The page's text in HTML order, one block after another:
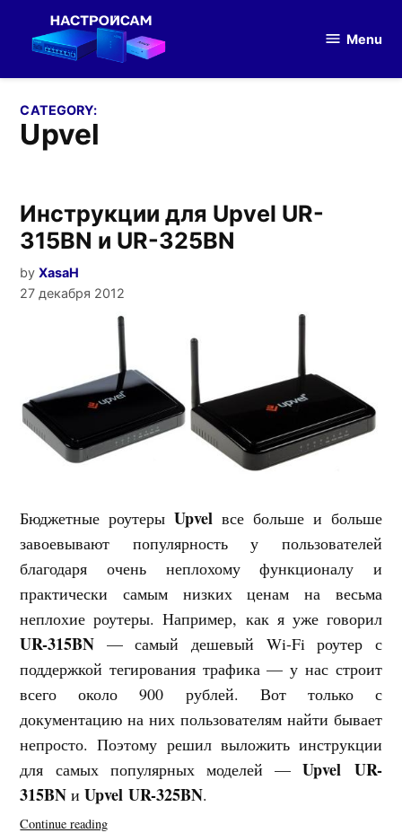
оборудования
Menu
CATEGORY:
Upvel
Инструкции для Upvel UR-
315BN и UR-325BN
by XasaH
27 декабря 2012
Бюджетные роутерыUpvel все больше и больше
завоевывают популярность у пользователей
благодаря очень неплохому функционалу и
практически самым низких ценам на весьма
неплохие роутеры. Например, как я уже говорил
UR-315BN — самый дешевый Wi-Fi роутер с
поддержкой тегирования трафика — у нас строит
всего около 900 рублей. Вот только с
документацию на них пользователям найти бывает
непросто. Поэтому решил выложить инструкции
для самых популярных моделей —Upvel UR-
315BN иUpvel UR-325BN.
Continue reading«Инструкции